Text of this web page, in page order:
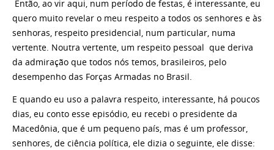
Então, ao vir aqui, num período de festas, é interessante, eu
quero muito revelar o meu respeito a todos os senhores e às
senhoras, respeito presidencial, num particular, numa
vertente. Noutra vertente, um respeito pessoal que deriva
da admiração que todos nós temos, brasileiros, pelo
desempenho das Forças Armadas no Brasil.
E quando eu uso a palavra respeito, interessante, há poucos
dias, eu conto esse episódio, eu recebi o presidente da
Macedônia, que é um pequeno país, mas é um professor,
senhores, de ciência política, ele dizia o seguinte, ele disse: